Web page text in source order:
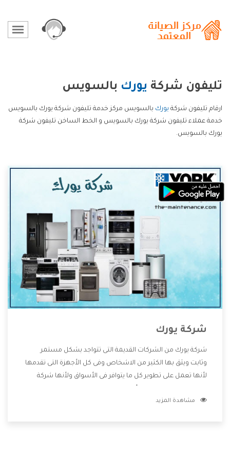
تليفون شركة يورك بالسويس
ارقام تليفون شركة يورك بالسويس مركز خدمة تليفون شركة يورك بالسويس
خدمة عملاء تليفون شركة يورك بالسويس و الخط الساخن تليفون شركة
يورك بالسويس.
شركة يورك
شركة يورك من الشركات القديمة التى تتواجد بشكل مستمر
وثابت ويثق بها الكثير من الاشخاص وفى كل الأجهزة التى تقدمها
لأنها تعمل على تطوير كل ما يتوافر فى الأسواق ولأنها شركة
وتقدم للعملاء أقوى العروض والخصومات التى تسهل على
مشاهدة المزيد